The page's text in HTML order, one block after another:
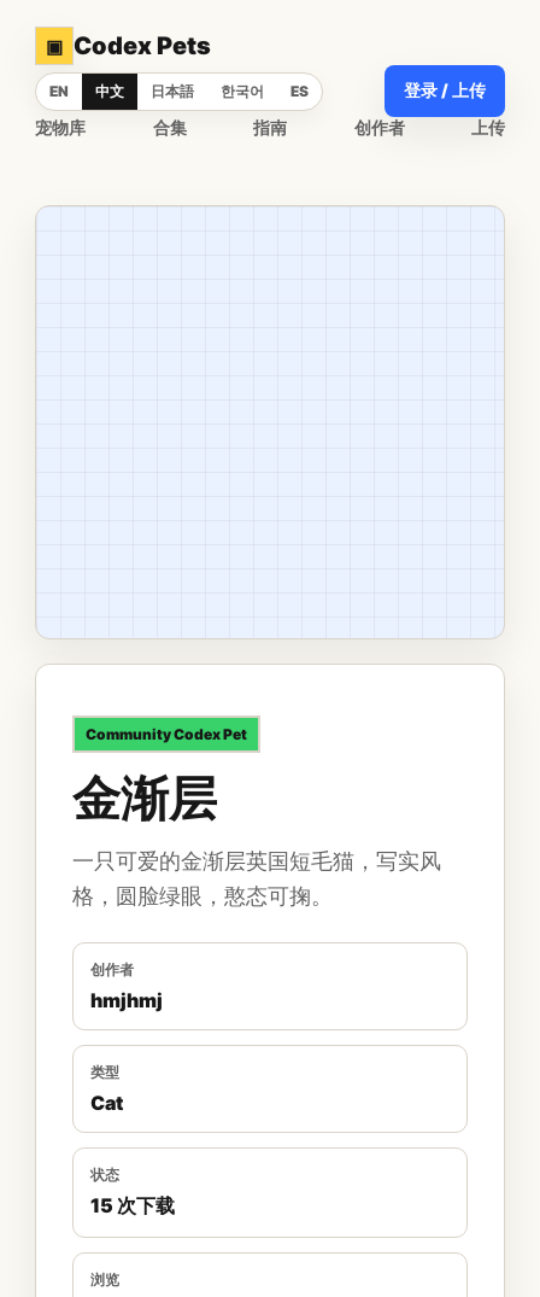
▣ Codex Pets
宠物库 合集 指南 创作者 上传
EN 中文 日本語 한국어 ES 登录 / 上传
CommunityCodex Pet
金渐层
一只可爱的金渐层英国短毛猫，写实风
格，圆脸绿眼，憨态可掬。
创作者
hmjhmj
类型
Cat
状态
15 次下载
浏览